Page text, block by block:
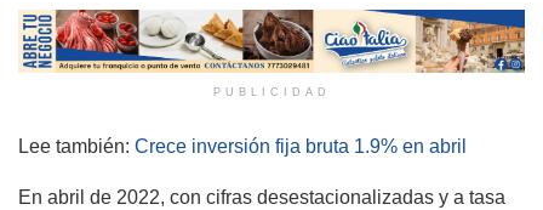
PUBLICIDAD
Lee también: Crece inversión fija bruta 1.9% en abril
En abril de 2022, con cifras desestacionalizadas y a tasa